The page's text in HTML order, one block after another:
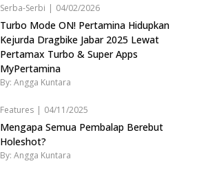
Serba-Serbi | 04/02/2026
Turbo Mode ON! Pertamina Hidupkan
Kejurda Dragbike Jabar 2025 Lewat
Pertamax Turbo & Super Apps
MyPertamina
By: Angga Kuntara
Features | 04/11/2025
Mengapa Semua Pembalap Berebut
Holeshot?
By: Angga Kuntara